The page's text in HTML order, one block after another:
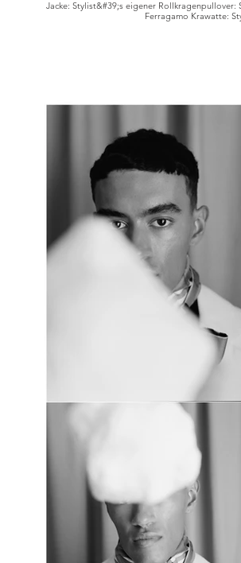
Jacke: Stylist&#39;s eigener Rollkragenpullover:
Ferragamo Krawatte: